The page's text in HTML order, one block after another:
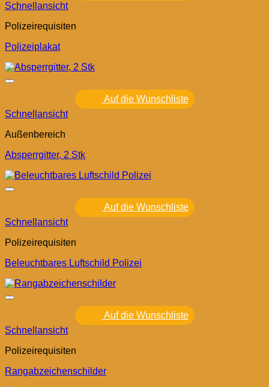
Schnellansicht
Polizeirequisiten
Polizeiplakat
Auf die Wunschliste
Schnellansicht
Außenbereich
Absperrgitter, 2 Stk
Auf die Wunschliste
Schnellansicht
Polizeirequisiten
Beleuchtbares Luftschild Polizei
Auf die Wunschliste
Schnellansicht
Polizeirequisiten
Rangabzeichenschilder